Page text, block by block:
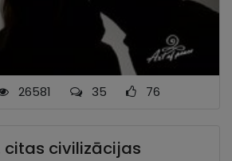
26581 35 76
citas civilizācijas